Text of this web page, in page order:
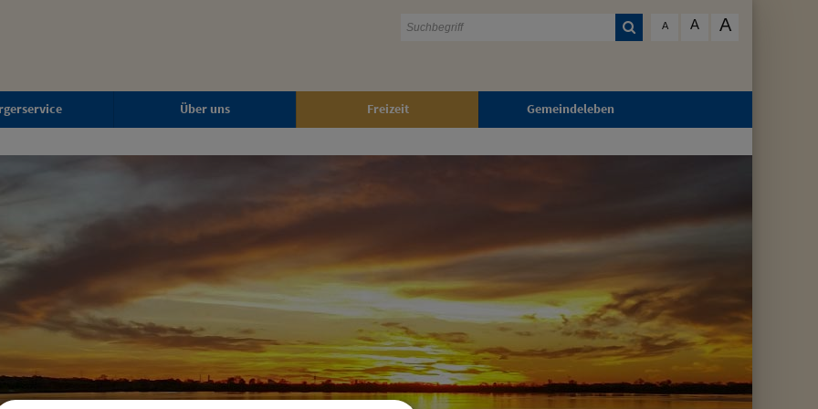
A A A
Über uns Freizeit Gemeindeleben